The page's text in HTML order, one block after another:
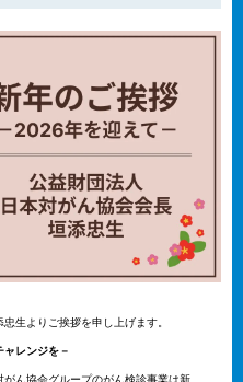
生よりご挨拶を申し上げます。
ャレンジを－
ん協会グループのがん検診事業は新